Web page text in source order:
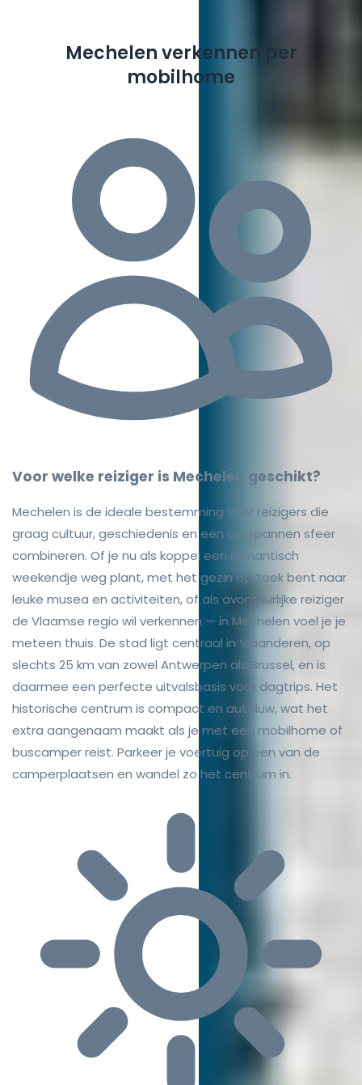
Mechelen verkennen per
mobilhome
Voor welke reiziger is Mechelen geschikt?
Mechelen is de ideale bestemming voor reizigers die
graag cultuur, geschiedenis en een ontspannen sfeer
combineren. Of je nu als koppel een romantisch
weekendje weg plant, met het gezin op zoek bent naar
leuke musea en activiteiten, of als avontuurlijke reiziger
de Vlaamse regio wil verkennen — in Mechelen voel je je
meteen thuis. De stad ligt centraal in Vlaanderen, op
slechts 25 km van zowel Antwerpen als Brussel, en is
daarmee een perfecte uitvalsbasis voor dagtrips. Het
historische centrum is compact en autoluw, wat het
extra aangenaam maakt als je met een mobilhome of
buscamper reist. Parkeer je voertuig op een van de
camperplaatsen en wandel zo het centrum in.